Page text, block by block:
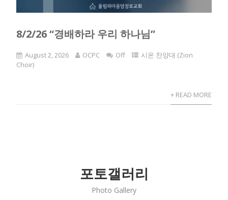
8/2/26 “경배하라 우리 하나님”
August 2, 2026 OCPC Off
시온 찬양대 (Zion
Choir)
+ READ MORE
포토갤러리
Photo Gallery